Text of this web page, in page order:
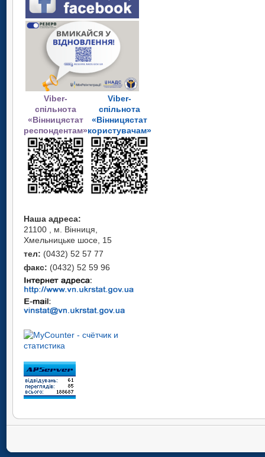
Viber-
спільнота
«Вінницястат
респондентам»
Viber-
спільнота
«Вінницястат
користувачам»
Наша адреса:
21100 , м. Вінниця,
Хмельницьке шосе, 15
тел: (0432) 52 57 77
факс: (0432) 52 59 96